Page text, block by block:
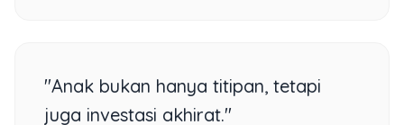
"Anak bukan hanya titipan, tetapi
juga investasi akhirat."